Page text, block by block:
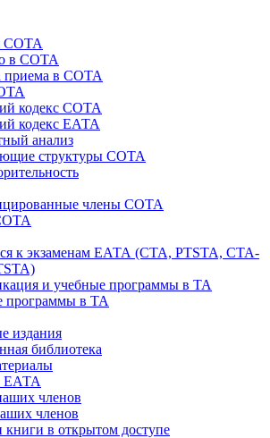
СОТА
в СОТА
приема в СОТА
кодекс СОТА
кодекс ЕАТА
анализ
структуры СОТА
члены СОТА
к экзаменам ЕАТА (СТА, PTSTA, СТА-
и учебные программы в ТА
программы в ТА
издания
библиотека
ЕАТА
членов
членов
книги в открытом доступе